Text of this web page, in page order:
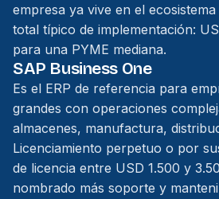
empresa ya vive en el
total típico de implementación:
para una PYME mediana.
SAP Business One
Es el ERP de referencia para
grandes con operaciones
almacenes, manufactura,
Licenciamiento perpetuo o por
de licencia entre USD 1.500 y
nombrado más soporte y